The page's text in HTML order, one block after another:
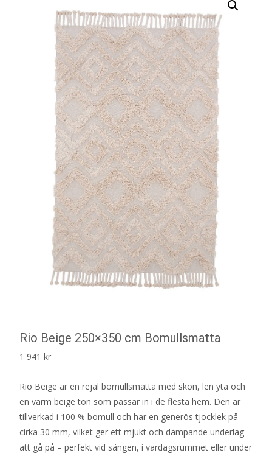
Rio Beige 250×350 cm Bomullsmatta
1 941 kr
Rio Beige är en rejäl bomullsmatta med skön, len yta och
en varm beige ton som passar in i de flesta hem. Den är
tillverkad i 100 % bomull och har en generös tjocklek på
cirka 30 mm, vilket ger ett mjukt och dämpande underlag
att gå på – perfekt vid sängen, i vardagsrummet eller under